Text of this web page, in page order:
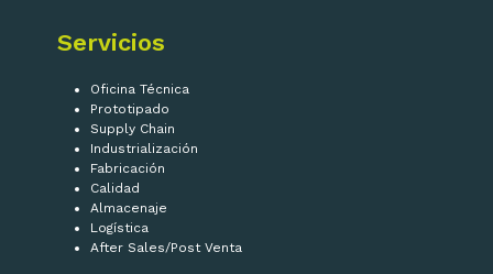
Servicios
Oficina Técnica
Prototipado
Supply Chain
Industrialización
Fabricación
Calidad
Almacenaje
Logística
After Sales/Post Venta